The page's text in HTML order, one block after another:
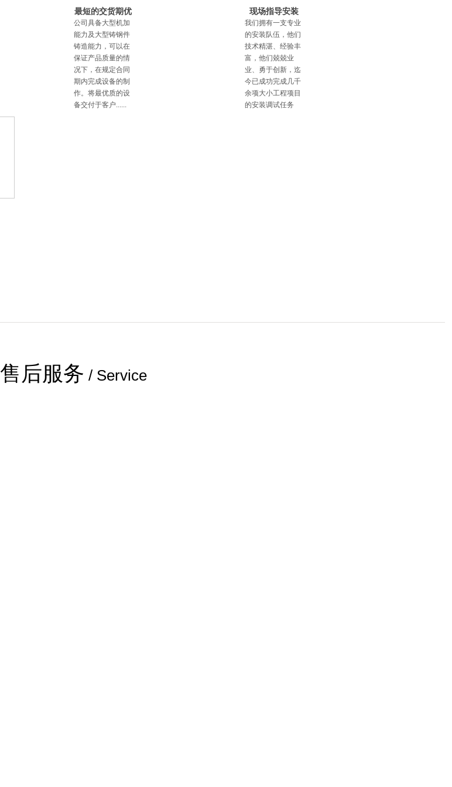
最短的交货期优
势
公司具备大型机加
能力及大型铸钢件
铸造能力，可以在
保证产品质量的情
况下，在规定合同
期内完成设备的制
作。将最优质的设
备交付于客户......
现场指导安装
我们拥有一支专业
的安装队伍，他们
技术精湛、经验丰
富，他们兢兢业
业、勇于创新，迄
今已成功完成几千
余项大小工程项目
的安装调试任务
售后服务 / Service